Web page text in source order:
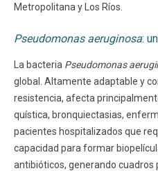
Metropolitana y Los Ríos.
Pseudomonas aeruginosa:
La bacteria Pseudomonas
global. Altamente adaptable y
resistencia, afecta
quística, bronquiectasias,
pacientes hospitalizados que
capacidad para formar
antibióticos, generando cuadros